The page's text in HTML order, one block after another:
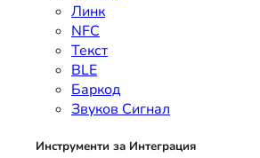
Линк
NFC
Текст
BLE
Баркод
Звуков Сигнал
Инструменти за Интеграция